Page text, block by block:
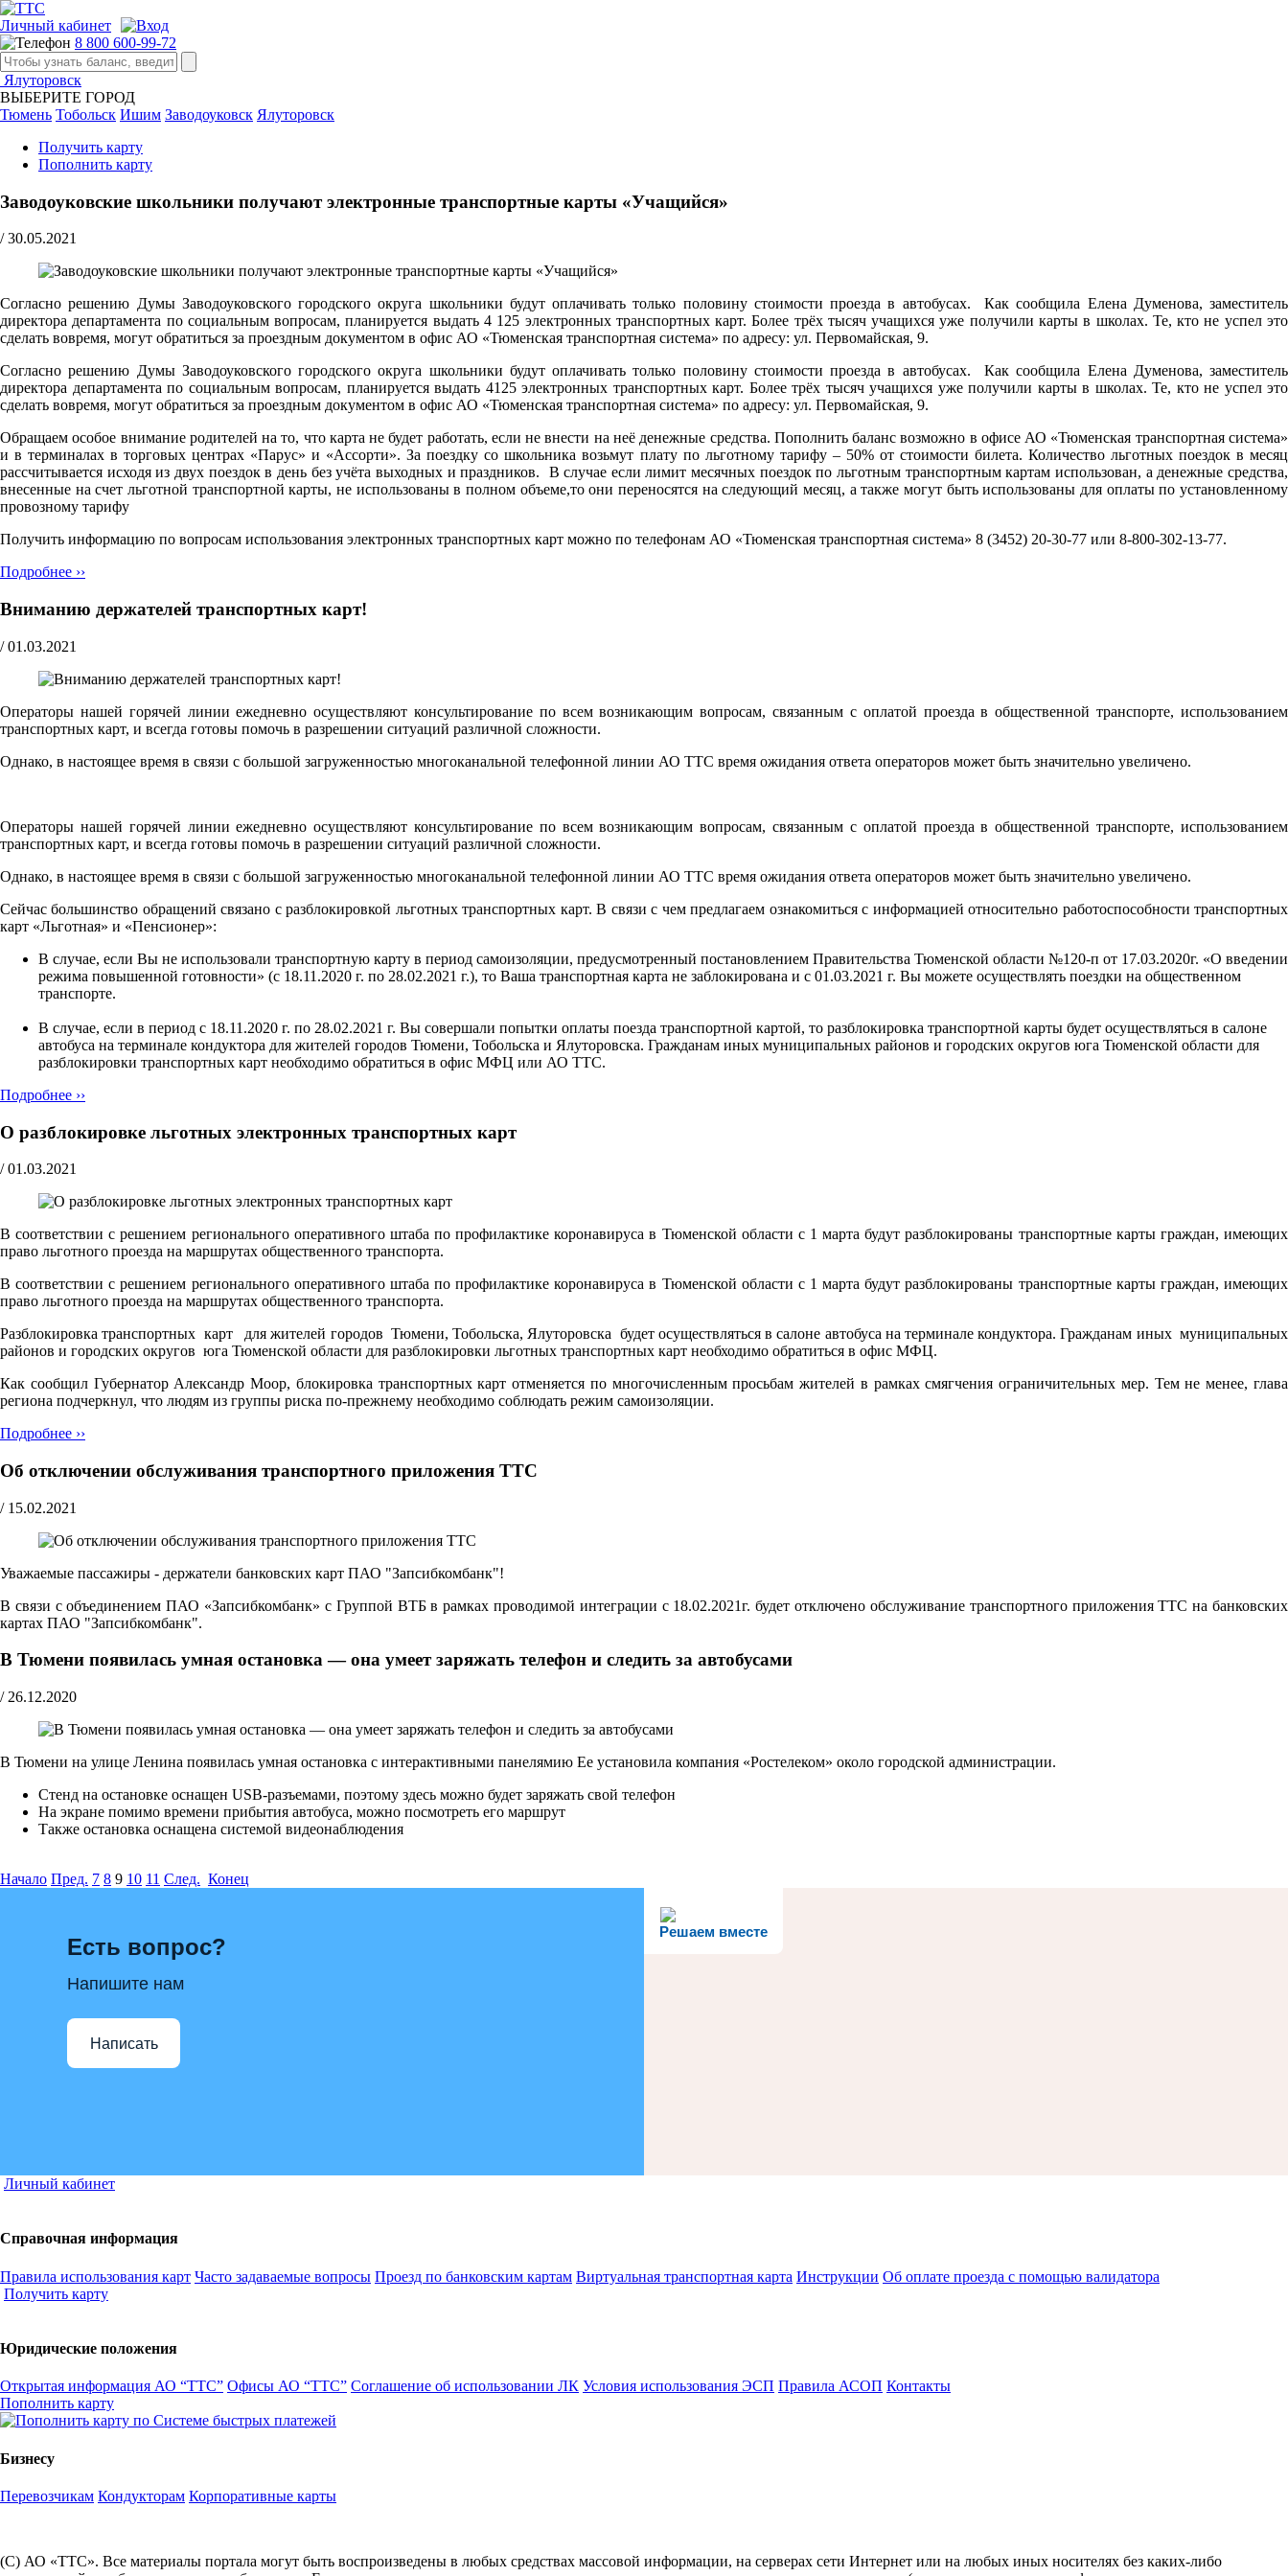
Личный кабинет
8 800 600-99-72
Ялуторовск
ВЫБЕРИТЕ ГОРОД
Тюмень Тобольск Ишим Заводоуковск Ялуторовск
Получить карту
Пополнить карту
Заводоуковские школьники получают электронные транспортные карты «Учащийся»
/ 30.05.2021
Cогласно решению Думы Заводоуковского городского округа школьники будут оплачивать только половину стоимости проезда в автобусах. Как сообщила Елена Думенова, заместитель
директора департамента по социальным вопросам, планируется выдать 4 125 электронных транспортных карт. Более трёх тысяч учащихся уже получили карты в школах. Те, кто не успел это
сделать вовремя, могут обратиться за проездным документом в офис АО «Тюменская транспортная система» по адресу: ул. Первомайская, 9.
Cогласно решению Думы Заводоуковского городского округа школьники будут оплачивать только половину стоимости проезда в автобусах. Как сообщила Елена Думенова, заместитель
директора департамента по социальным вопросам, планируется выдать 4125 электронных транспортных карт. Более трёх тысяч учащихся уже получили карты в школах. Те, кто не успел это
сделать вовремя, могут обратиться за проездным документом в офис АО «Тюменская транспортная система» по адресу: ул. Первомайская, 9.
Обращаем особое внимание родителей на то, что карта не будет работать, если не внести на неё денежные средства. Пополнить баланс возможно в офисе АО «Тюменская транспортная система»
и в терминалах в торговых центрах «Парус» и «Ассорти». За поездку со школьника возьмут плату по льготному тарифу – 50% от стоимости билета. Количество льготных поездок в месяц
рассчитывается исходя из двух поездок в день без учёта выходных и праздников. В случае если лимит месячных поездок по льготным транспортным картам использован, а денежные средства,
внесенные на счет льготной транспортной карты, не использованы в полном объеме,то они переносятся на следующий месяц, а также могут быть использованы для оплаты по установленному
провозному тарифу
Получить информацию по вопросам использования электронных транспортных карт можно по телефонам АО «Тюменская транспортная система» 8 (3452) 20-30-77 или 8-800-302-13-77.
Подробнее ››
Вниманию держателей транспортных карт!
/ 01.03.2021
Операторы нашей горячей линии ежедневно осуществляют консультирование по всем возникающим вопросам, связанным с оплатой проезда в общественной транспорте, использованием
транспортных карт, и всегда готовы помочь в разрешении ситуаций различной сложности.
Однако, в настоящее время в связи с большой загруженностью многоканальной телефонной линии АО ТТС время ожидания ответа операторов может быть значительно увеличено.
Операторы нашей горячей линии ежедневно осуществляют консультирование по всем возникающим вопросам, связанным с оплатой проезда в общественной транспорте, использованием
транспортных карт, и всегда готовы помочь в разрешении ситуаций различной сложности.
Однако, в настоящее время в связи с большой загруженностью многоканальной телефонной линии АО ТТС время ожидания ответа операторов может быть значительно увеличено.
Сейчас большинство обращений связано с разблокировкой льготных транспортных карт. В связи с чем предлагаем ознакомиться с информацией относительно работоспособности транспортных
карт «Льготная» и «Пенсионер»:
В случае, если Вы не использовали транспортную карту в период самоизоляции, предусмотренный постановлением Правительства Тюменской области №120-п от 17.03.2020г. «О введении
режима повышенной готовности» (с 18.11.2020 г. по 28.02.2021 г.), то Ваша транспортная карта не заблокирована и с 01.03.2021 г. Вы можете осуществлять поездки на общественном
транспорте.
В случае, если в период с 18.11.2020 г. по 28.02.2021 г. Вы совершали попытки оплаты поезда транспортной картой, то разблокировка транспортной карты будет осуществляться в салоне
автобуса на терминале кондуктора для жителей городов Тюмени, Тобольска и Ялуторовска. Гражданам иных муниципальных районов и городских округов юга Тюменской области для
разблокировки транспортных карт необходимо обратиться в офис МФЦ или АО ТТС.
Подробнее ››
О разблокировке льготных электронных транспортных карт
/ 01.03.2021
В соответствии с решением регионального оперативного штаба по профилактике коронавируса в Тюменской области с 1 марта будут разблокированы транспортные карты граждан, имеющих
право льготного проезда на маршрутах общественного транспорта.
В соответствии с решением регионального оперативного штаба по профилактике коронавируса в Тюменской области с 1 марта будут разблокированы транспортные карты граждан, имеющих
право льготного проезда на маршрутах общественного транспорта.
Разблокировка транспортных карт для жителей городов Тюмени, Тобольска, Ялуторовска будет осуществляться в салоне автобуса на терминале кондуктора. Гражданам иных муниципальных
районов и городских округов юга Тюменской области для разблокировки льготных транспортных карт необходимо обратиться в офис МФЦ.
Как сообщил Губернатор Александр Моор, блокировка транспортных карт отменяется по многочисленным просьбам жителей в рамках смягчения ограничительных мер. Тем не менее, глава
региона подчеркнул, что людям из группы риска по-прежнему необходимо соблюдать режим самоизоляции.
Подробнее ››
Об отключении обслуживания транспортного приложения ТТС
/ 15.02.2021
Уважаемые пассажиры - держатели банковских карт ПАО "Запсибкомбанк"!
В связи с объединением ПАО «Запсибкомбанк» с Группой ВТБ в рамках проводимой интеграции с 18.02.2021г. будет отключено обслуживание транспортного приложения ТТС на банковских
картах ПАО "Запсибкомбанк".
В Тюмени появилась умная остановка — она умеет заряжать телефон и следить за автобусами
/ 26.12.2020
В Тюмени на улице Ленина появилась умная остановка с интерактивными панелямию Ее установила компания «Ростелеком» около городской администрации.
Стенд на остановке оснащен USB-разъемами, поэтому здесь можно будет заряжать свой телефон
На экране помимо времени прибытия автобуса, можно посмотреть его маршрут
Также остановка оснащена системой видеонаблюдения
Начало Пред. 7 8 9 10 11 След. Конец
Решаем вместе
Есть вопрос?
Напишите нам
Написать
Личный кабинет
Справочная информация
Правила использования карт Часто задаваемые вопросы Проезд по банковским картам Виртуальная транспортная карта Инструкции Об оплате проезда с помощью валидатора
Получить карту
Юридические положения
Открытая информация АО “ТТС” Офисы АО “ТТС” Соглашение об использовании ЛК Условия использования ЭСП Правила АСОП Контакты
Пополнить карту
Бизнесу
Перевозчикам Кондукторам Корпоративные карты
(С) АО «ТТС». Все материалы портала могут быть воспроизведены в любых средствах массовой информации, на серверах сети Интернет или на любых иных носителях без каких-либо